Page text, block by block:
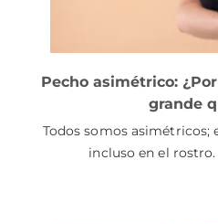
Pecho asimétrico:
grande
Todos somos asimétricos;
incluso en el